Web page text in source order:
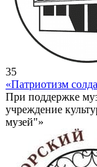
35
«Патриотизм
При поддержке
учреждение
музей"»